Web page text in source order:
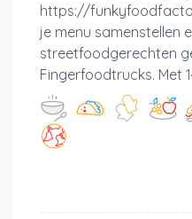
https://
je menu samenstellen
streetfoodgerechten
Fingerfoodtrucks. Met